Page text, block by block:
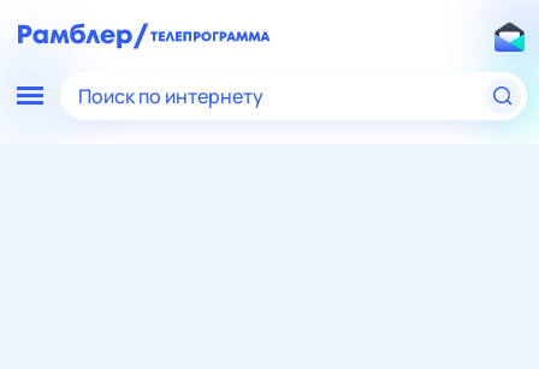
Поиск по интернету